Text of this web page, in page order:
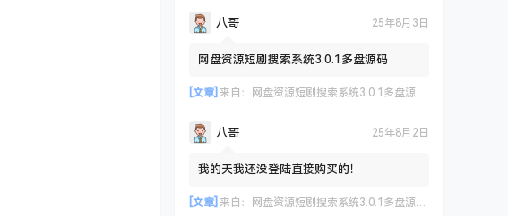
八哥 25年8月3日
网盘资源短剧搜索系统3.0.1多盘源码
[文章] 来自： 网盘资源短剧搜索系统3.0.1多盘源码，支持多网盘云盘资源搜索【已测试】
八哥 25年8月2日
我的天我还没登陆直接购买的！
[文章] 来自： 网盘资源短剧搜索系统3.0.1多盘源码，支持多网盘云盘资源搜索【已测试】